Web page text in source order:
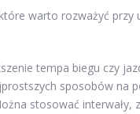
warto rozważyć przy
tempa biegu czy
sposobów na
stosować interwały,